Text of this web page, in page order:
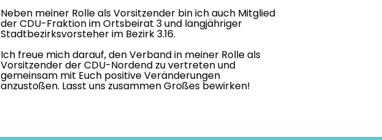
Neben meiner Rolle als Vorsitzender bin ich auch Mitglied
der CDU-Fraktion im Ortsbeirat 3 und langjähriger
Stadtbezirksvorsteher im Bezirk 3.16.
Ich freue mich darauf, den Verband in meiner Rolle als
Vorsitzender der CDU-Nordend zu vertreten und
gemeinsam mit Euch positive Veränderungen
anzustoßen. Lasst uns zusammen Großes bewirken!